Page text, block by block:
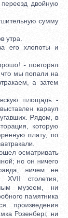
двойную
сумму
утра.
его хлопоты и
- повторял
что мы попали на
а затем
площадь -
караул
Рядом, в
которую
плату, по
осматривать
но он ничего
ничем не
XVII столетия,
музеем, ни
памятника
произведения
Розенберг, ни